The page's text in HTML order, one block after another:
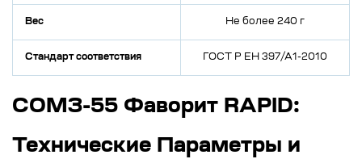
Вес Не более 240 г
Стандарт соответствия ГОСТ Р ЕН 397/А1-2010
СОМЗ-55 Фаворит RAPID:
Технические Параметры и